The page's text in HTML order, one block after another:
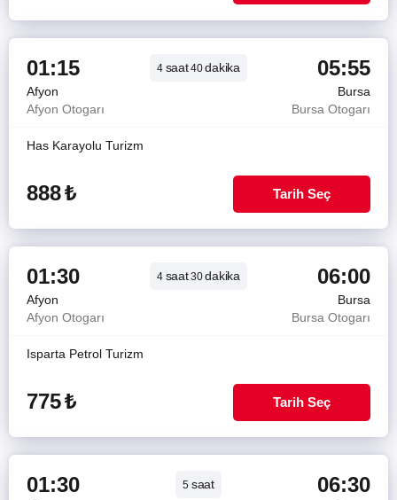
01:15 4 saat40dakika 05:55
Afyon
Bursa
Afyon Otogarı
Bursa Otogarı
Has Karayolu Turizm
888₺ Tarih Seç
01:30 4 saat30dakika 06:00
Afyon
Bursa
Afyon Otogarı
Bursa Otogarı
Isparta Petrol Turizm
775₺ Tarih Seç
01:30 5 saat 06:30